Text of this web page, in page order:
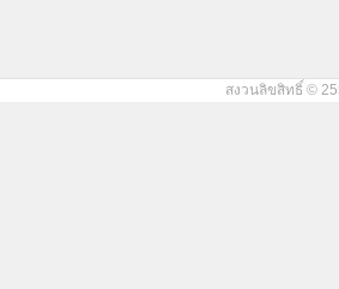
สงวนลิขสิทธิ์ ©